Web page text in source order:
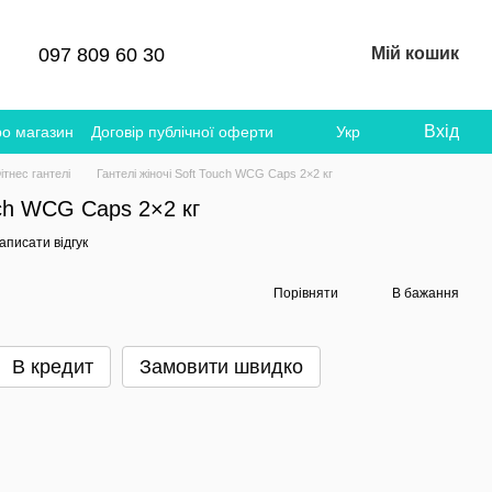
097 809 60 30 Мій кошик
магазин Договір публічної оферти Укр Вхід
гантелі Гантелі жіночі Soft Touch WCG Сaps 2×2 кг
WCG Сaps 2×2 кг
відгук
Порівняти В бажання
В кредит Замовити швидко